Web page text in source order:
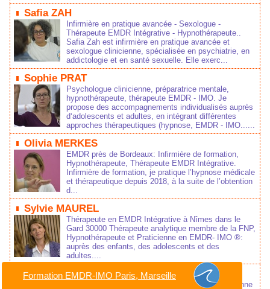
Safia ZAH
Infirmière en pratique avancée - Sexologue -
Thérapeute EMDR Intégrative - Hypnothérapeute..
Safia Zah est infirmière en pratique avancée et
sexologue clinicienne, spécialisée en psychiatrie, en
addictologie et en santé sexuelle. Elle exerc...
Sophie PRAT
Psychologue clinicienne, préparatrice mentale,
hypnothérapeute, thérapeute EMDR - IMO. Je
propose des accompagnements individualisés auprès
d‘adolescents et adultes, en intégrant différentes
approches thérapeutiques (hypnose, EMDR - IMO......
Olivia MERKES
EMDR près de Bordeaux: Infirmière de formation,
Hypnothérapeute, Thérapeute EMDR Intégrative.
Infirmière de formation, je pratique l’hypnose médicale
et thérapeutique depuis 2018, à la suite de l’obtention
d...
Sylvie MAUREL
Thérapeute en EMDR Intégrative à Nîmes dans le
Gard 30000 Thérapeute analytique membre de la FNP,
Hypnothérapeute et Praticienne en EMDR- IMO ®:
auprès des enfants, des adolescents et des
adultes....
Kathy BAZERQUE
Infirmière-Puéricultrice, Hypnothérapeute, Praticienne
Formation EMDR-IMO Paris, Marseille